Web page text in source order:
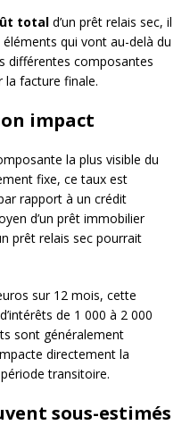
total d’un prêt relais sec, il
qui vont au-delà du
différentes composantes
la facture finale.
impact
la plus visible du
fixe, ce taux est
rapport à un crédit
d’un prêt immobilier
prêt relais sec pourrait
sur 12 mois, cette
de 1 000 à 2 000
sont généralement
directement la
transitoire.
sous-estimés